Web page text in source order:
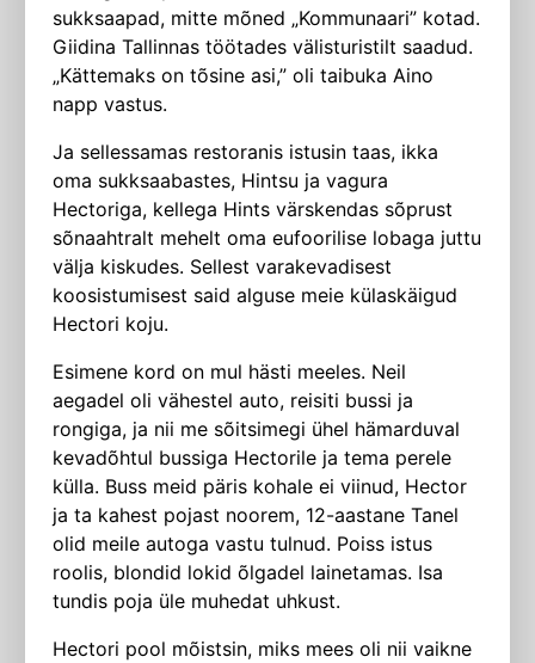
sukksaapad, mitte mõned „Kommunaari” kotad.
Giidina Tallinnas töötades välisturistilt saadud.
„Kättemaks on tõsine asi,” oli taibuka Aino
napp vastus.
Ja sellessamas restoranis istusin taas, ikka
oma sukksaabastes, Hintsu ja vagura
Hectoriga, kellega Hints värskendas sõprust
sõnaahtralt mehelt oma eufoo­rilise lobaga juttu
välja kiskudes. Sellest varakevadisest
koosistumisest said alguse meie külaskäigud
Hectori koju.
Esimene kord on mul hästi meeles. Neil
aegadel oli vähestel auto, reisiti bussi ja
rongiga, ja nii me sõitsimegi ühel hämarduval
kevadõhtul bussiga Hectorile ja tema perele
külla. Buss meid päris kohale ei viinud, Hector
ja ta kahest pojast noorem, 12-aastane Tanel
olid meile autoga vastu tulnud. Poiss istus
roolis, blondid lokid õlgadel lainetamas. Isa
tundis poja üle muhedat uhkust.
Hectori pool mõistsin, miks mees oli nii vaikne